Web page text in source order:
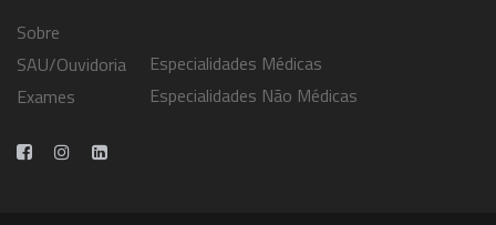
Sobre
SAU/Ouvidoria
Exames
Especialidades Médicas
Especialidades Não Médicas